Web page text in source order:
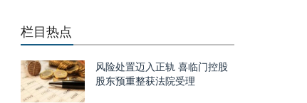
栏目热点
风险处置迈入正轨 喜临门控股
股东预重整获法院受理